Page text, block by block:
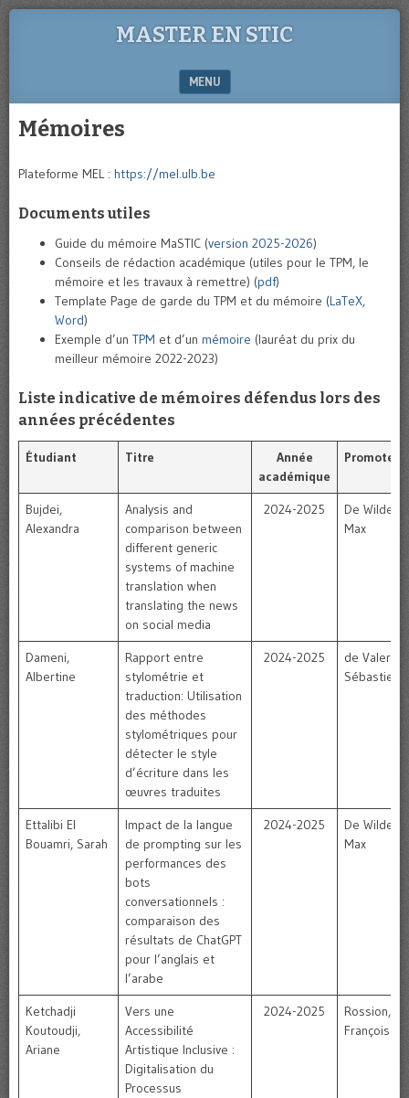
MASTER EN STIC
MENU
SKIP TO CONTENT
Mémoires
Plateforme MEL : https://mel.ulb.be
Documents utiles
Guide du mémoire MaSTIC (version 2025-2026)
Conseils de rédaction académique (utiles pour le TPM, le
mémoire et les travaux à remettre) (pdf)
Template Page de garde du TPM et du mémoire (LaTeX,
Word)
Exemple d’un TPM et d’un mémoire (lauréat du prix du
meilleur mémoire 2022-2023)
Liste indicative de mémoires défendus lors des
années précédentes
Étudiant Titre
Année
académique
Bujdei,
Alexandra
Analysis and
comparison between
different generic
systems of machine
translation when
translating the news
on social media
2024-2025
De Wilde,
Max
Dameni,
Albertine
Rapport entre
stylométrie et
traduction: Utilisation
des méthodes
stylométriques pour
détecter le style
d’écriture dans les
œuvres traduites
2024-2025
de
Sébastien
Ettalibi El
Bouamri, Sarah
Impact de la langue
de prompting sur les
performances des
bots
conversationnels :
comparaison des
résultats de ChatGPT
pour l’anglais et
l’arabe
2024-2025
De Wilde,
Max
Ketchadji
Koutoudji,
Ariane
Vers une
Accessibilité
Artistique Inclusive :
Digitalisation du
Processus
2024-2025
Rossion,
Françoise